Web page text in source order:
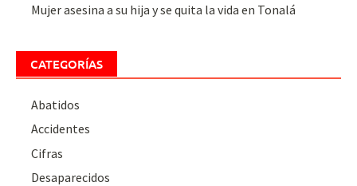
Mujer asesina a su hija y se quita la vida en Tonalá
CATEGORÍAS
Abatidos
Accidentes
Cifras
Desaparecidos